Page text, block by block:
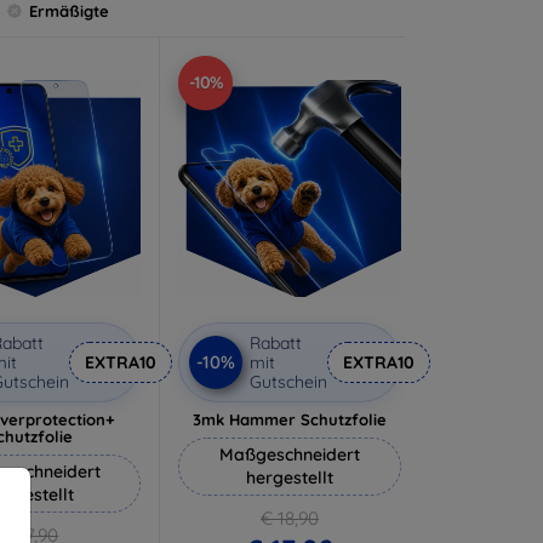
Ermäßigte
EXTRA10
€ 17,90
-10%
-10%
Rabatt
mit
Gutschein
EXTRA10
3mk Hammer Schutzfolie
Maßgeschneidert
hergestellt
€ 18,90